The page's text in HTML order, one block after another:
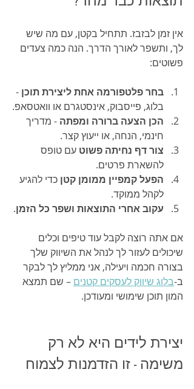
אין זמן לבזבז. תתחיל בקטן, עם מה שיש
לך, ותשפר לאורך הדרך. הנה כמה צעדים
פשוטים:
בחר פלטפורמה אחת ליצירת תוכן -
בלוג, פייסבוק, אינסטגרם או וואטסאפ.
הכן הצעה ברורה ומפתה - מדריך
חינמי, הנחה, או ייעוץ קצר.
צור דף נחיתה פשוט עם טופס
להשארת פרטים.
הפעל קמפיין ממומן קטן כדי להגיע
לקהל ממוקד.
עקוב אחרי התוצאות ושפר כל הזמן.
אם אתה רוצה לקבל עוד טיפים וכלים
שיכולים לעזור לך לנהל את השיווק שלך
בצורה חכמה ויעילה, אני ממליץ לך לבקר
ב-בלוג שיווק לעסקים קטנים – שם תמצא
המון תוכן שימושי ומעודכן.
יצירת לידים היא לא רק
משימה - זו הזדמנות לצמוח